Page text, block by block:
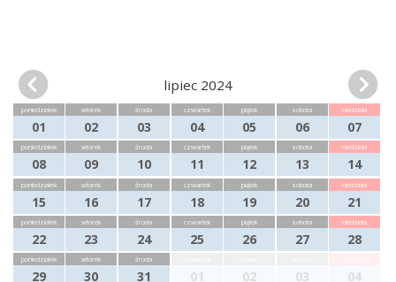
lipiec 2024
poniedziałek
01
wtorek
02
środa
03
czwartek
04
piątek
05
sobota
06
niedziela
07
poniedziałek
08
wtorek
09
środa
10
czwartek
11
piątek
12
sobota
13
niedziela
14
poniedziałek
15
wtorek
16
środa
17
czwartek
18
piątek
19
sobota
20
niedziela
21
poniedziałek
22
wtorek
23
środa
24
czwartek
25
piątek
26
sobota
27
niedziela
28
poniedziałek
29
wtorek
30
środa
31 01 02 03 04